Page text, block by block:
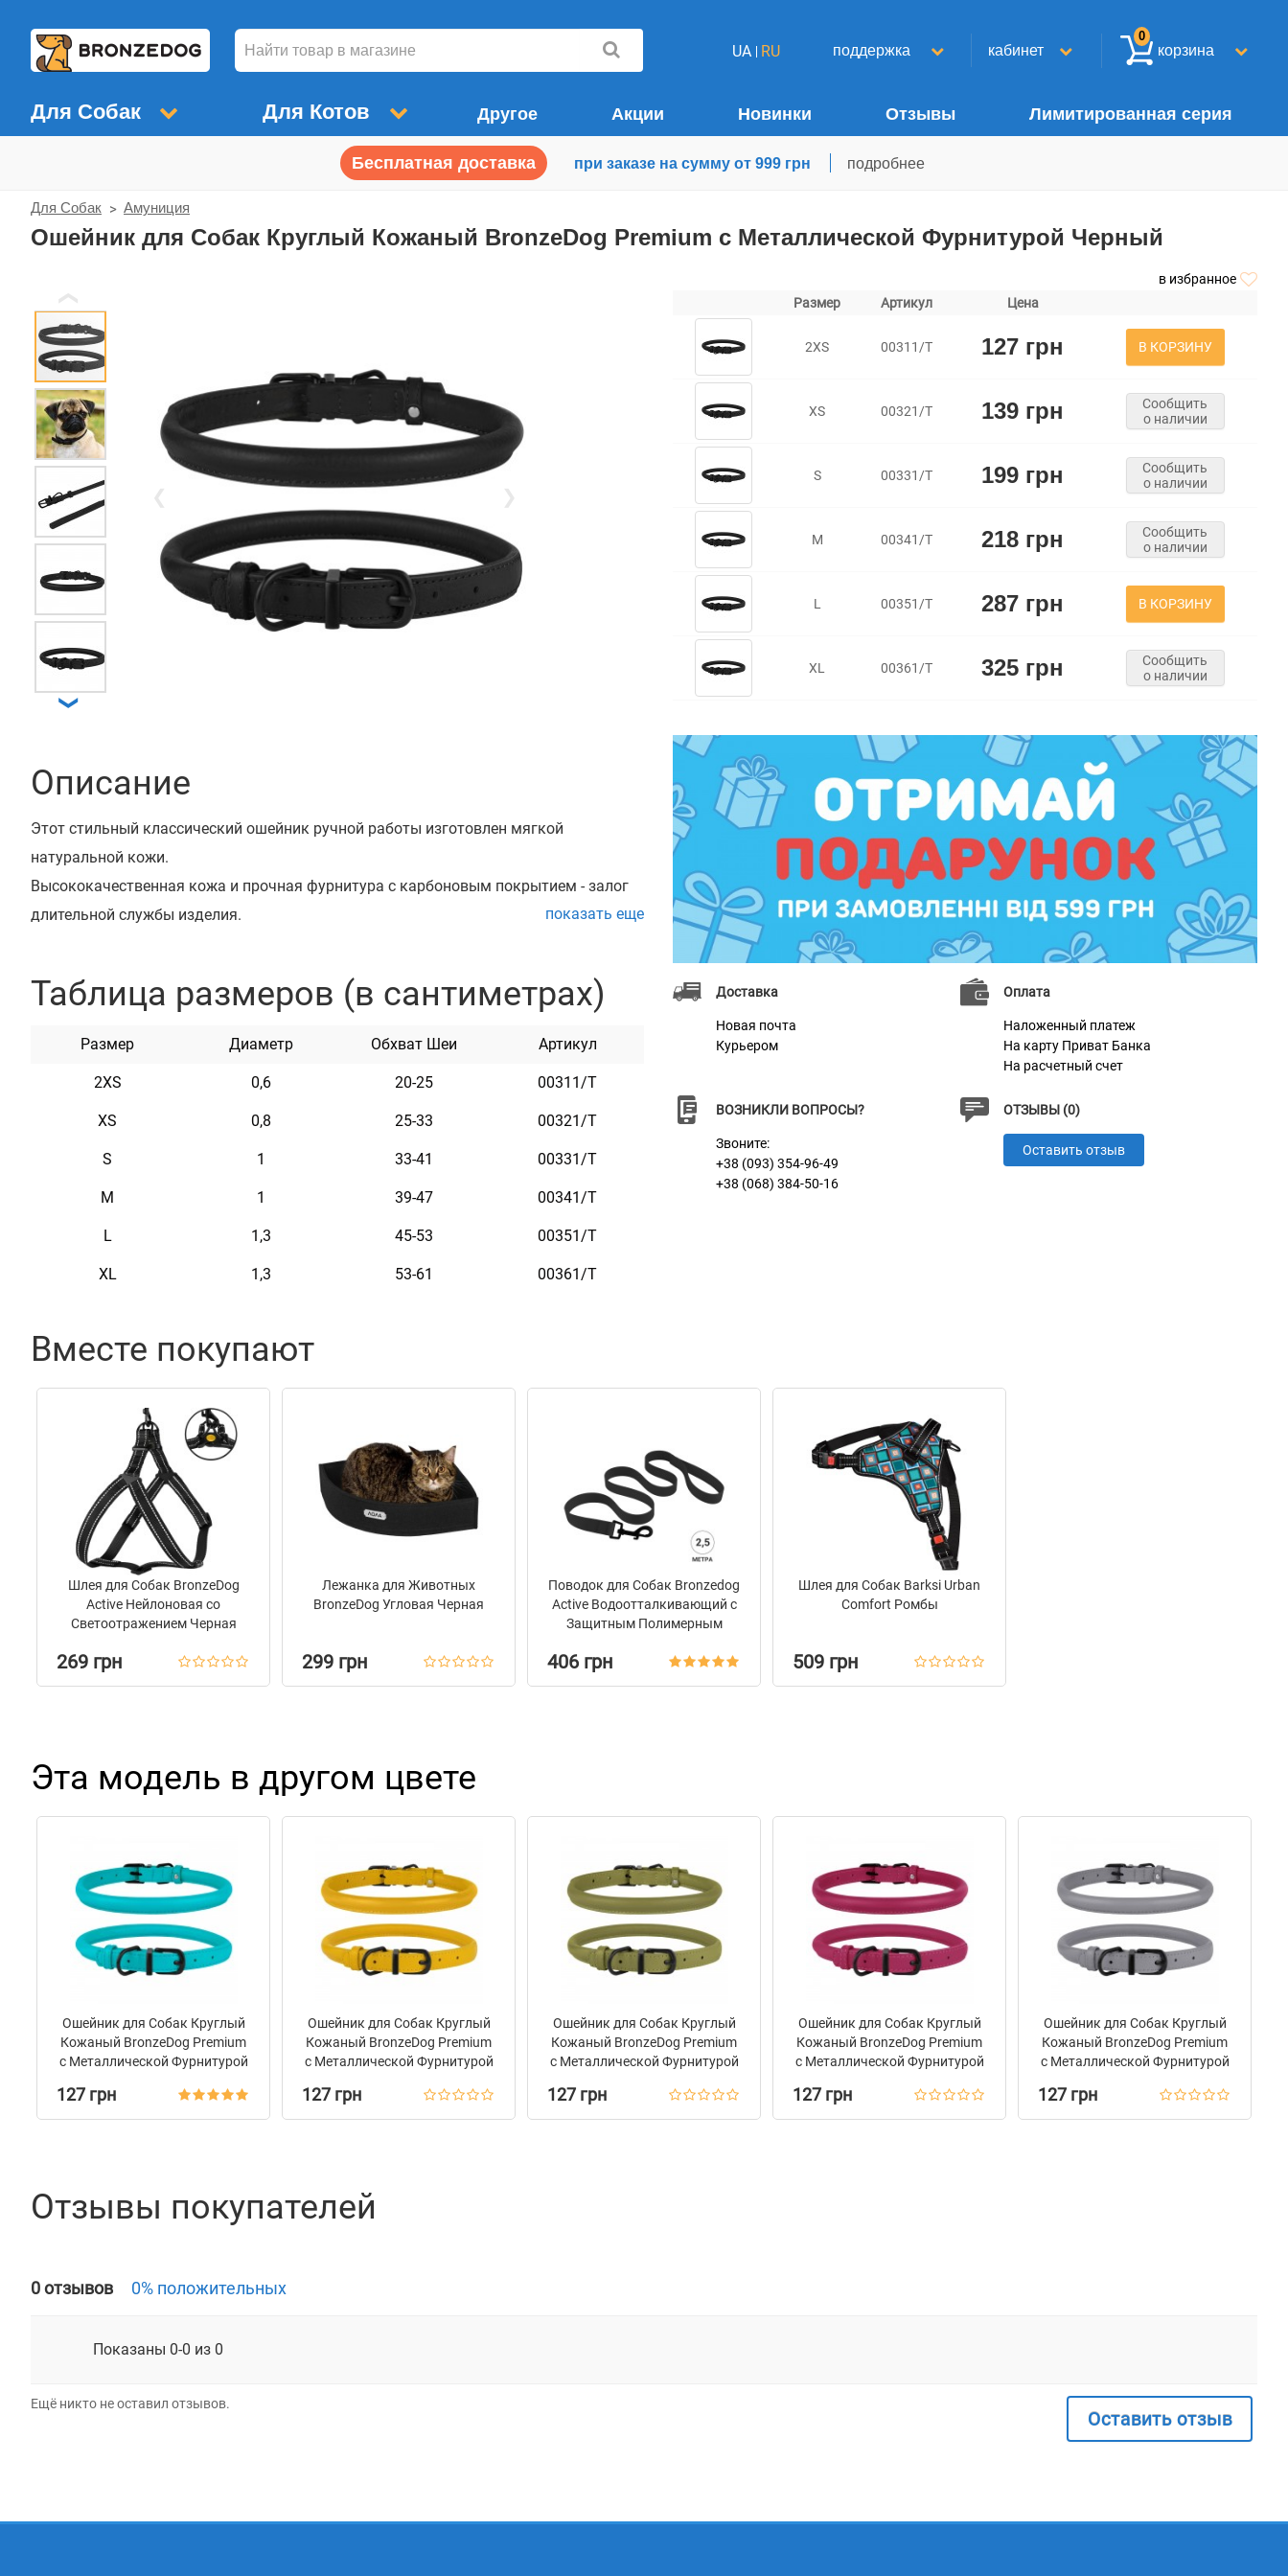
UA RU поддержка кабинет корзина
0
Для Собак Для Котов Другое Акции Новинки Отзывы Лимитированная серия
Бесплатная доставка при заказе на сумму от 999 грн подробнее
Для Собак Амуниция
Ошейник для Собак Круглый Кожаный BronzeDog Premium с Металлической Фурнитурой Черный
в избранное
❯
Описание
Этот стильный классический ошейник ручной работы изготовлен мягкой
натуральной кожи.
Высококачественная кожа и прочная фурнитура с карбоновым покрытием - залог
длительной службы изделия.
серый.
Характеристики
Материал Натуральная кожа
Сталь
Черный
показать еще
Таблица размеров (в сантиметрах)
Размер Диаметр Обхват Шеи Артикул
2XS 0,6 20-25 00311/Т
XS 0,8 25-33 00321/Т
S 1 33-41 00331/Т
M 1 39-47 00341/Т
L 1,3 45-53 00351/Т
XL 1,3 53-61 00361/Т
Размер Артикул Цена
2XS 00311/Т 127 грн В КОРЗИНУ
XS 00321/Т 139 грн
Сообщить
о наличии
S 00331/Т 199 грн
Сообщить
о наличии
M 00341/Т 218 грн
Сообщить
о наличии
L 00351/Т 287 грн В КОРЗИНУ
XL 00361/Т 325 грн
Сообщить
о наличии
Доставка
Новая почта
Курьером
Оплата
Наложенный платеж
На карту Приват Банка
На расчетный счет
ВОЗНИКЛИ ВОПРОСЫ?
Звоните:
+38 (093) 354-96-49
+38 (068) 384-50-16
ОТЗЫВЫ (0)
Оставить отзыв
Вместе покупают
Шлея для Собак BronzeDog
Active Нейлоновая со
Светоотражением Черная
269 грн
Лежанка для Животных
BronzeDog Угловая Черная
299 грн
Поводок для Собак Bronzedog
Active Водоотталкивающий с
Защитным Полимерным
406 грн
Шлея для Собак Barksi Urban
Comfort Ромбы
509 грн
Эта модель в другом цвете
Ошейник для Собак Круглый
Кожаный BronzeDog Premium
с Металлической Фурнитурой
127 грн
Ошейник для Собак Круглый
Кожаный BronzeDog Premium
с Металлической Фурнитурой
127 грн
Ошейник для Собак Круглый
Кожаный BronzeDog Premium
с Металлической Фурнитурой
127 грн
Ошейник для Собак Круглый
Кожаный BronzeDog Premium
с Металлической Фурнитурой
127 грн
Ошейник для Собак Круглый
Кожаный BronzeDog Premium
с Металлической Фурнитурой
127 грн
Отзывы покупателей
0 отзывов 0% положительных
Показаны 0-0 из 0
Ещё никто не оставил отзывов.
Оставить отзыв